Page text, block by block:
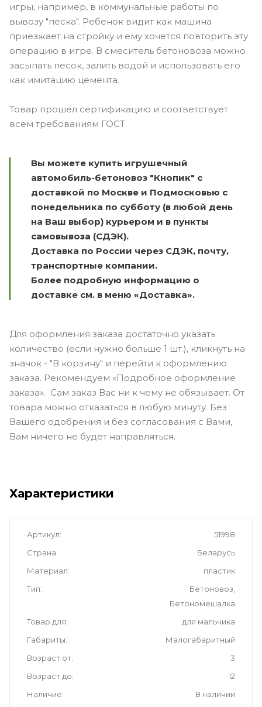
игры, например, в коммунальные работы по
вывозу "песка". Ребенок видит как машина
приезжает на стройку и ему хочется повторить эту
операцию в игре. В смеситель бетоновоза можно
засыпать песок, залить водой и использовать его
как имитацию цемента.
Товар прошел сертификацию и соответствует
всем требованиям ГОСТ.
Вы можете купить игрушечный
автомобиль-бетоновоз "Кнопик" с
доставкой по Москве и Подмосковью с
понедельника по субботу (в любой день
на Ваш выбор) курьером и в пункты
самовывоза (СДЭК).
Доставка по России через СДЭК, почту,
транспортные компании.
Более подробную информацию о
доставке см. в меню «Доставка».
Для оформления заказа достаточно указать
количество (если нужно больше 1 шт.), кликнуть на
значок - "В корзину" и перейти к оформлению
заказа. Рекомендуем «Подробное оформление
заказа». Сам заказ Вас ни к чему не обязывает. От
товара можно отказаться в любую минуту. Без
Вашего одобрения и без согласования с Вами,
Вам ничего не будет направляться.
Характеристики
Артикул
51998
Страна
Беларусь
Материал
пластик
Тип
Бетоновоз,
Бетономешалка
Товар для
для мальчика
Габариты
Малогабаритный
Возраст от
3
Возраст до
12
Наличие
В наличии